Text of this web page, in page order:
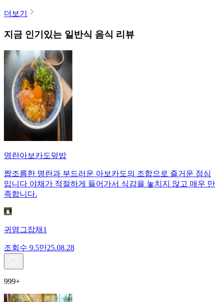
더보기
지금 인기있는 일반식 음식 리뷰
명란아보카도덮밥
짭조름한 명란과 부드러운 아보카도의 조합으로 즐거운 점심
입니다 야채가 적절하게 들어가서 식감을 놓치지 않고 매우 만
족합니다.
귀염그잡채1
조회수 9.5만25.08.28
999+